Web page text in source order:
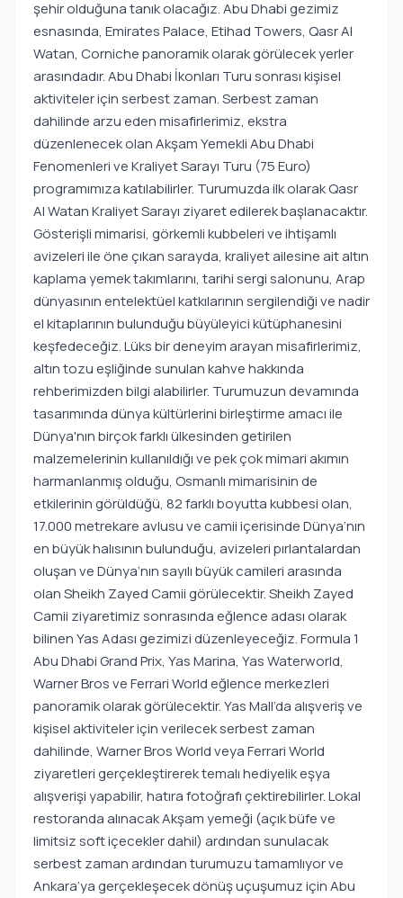
şehir olduğuna tanık olacağız. Abu Dhabi gezimiz
esnasında, Emirates Palace, Etihad Towers, Qasr Al
Watan, Corniche panoramik olarak görülecek yerler
arasındadır. Abu Dhabi İkonları Turu sonrası kişisel
aktiviteler için serbest zaman. Serbest zaman
dahilinde arzu eden misafirlerimiz, ekstra
düzenlenecek olan Akşam Yemekli Abu Dhabi
Fenomenleri ve Kraliyet Sarayı Turu (75 Euro)
programımıza katılabilirler. Turumuzda ilk olarak Qasr
Al Watan Kraliyet Sarayı ziyaret edilerek başlanacaktır.
Gösterişli mimarisi, görkemli kubbeleri ve ihtişamlı
avizeleri ile öne çıkan sarayda, kraliyet ailesine ait altın
kaplama yemek takımlarını, tarihi sergi salonunu, Arap
dünyasının entelektüel katkılarının sergilendiği ve nadir
el kitaplarının bulunduğu büyüleyici kütüphanesini
keşfedeceğiz. Lüks bir deneyim arayan misafirlerimiz,
altın tozu eşliğinde sunulan kahve hakkında
rehberimizden bilgi alabilirler. Turumuzun devamında
tasarımında dünya kültürlerini birleştirme amacı ile
Dünya'nın birçok farklı ülkesinden getirilen
malzemelerinin kullanıldığı ve pek çok mimari akımın
harmanlanmış olduğu, Osmanlı mimarisinin de
etkilerinin görüldüğü, 82 farklı boyutta kubbesi olan,
17.000 metrekare avlusu ve camii içerisinde Dünya‘nın
en büyük halısının bulunduğu, avizeleri pırlantalardan
oluşan ve Dünya‘nın sayılı büyük camileri arasında
olan Sheikh Zayed Camii görülecektir. Sheikh Zayed
Camii ziyaretimiz sonrasında eğlence adası olarak
bilinen Yas Adası gezimizi düzenleyeceğiz. Formula 1
Abu Dhabi Grand Prix, Yas Marina, Yas Waterworld,
Warner Bros ve Ferrari World eğlence merkezleri
panoramik olarak görülecektir. Yas Mall’da alışveriş ve
kişisel aktiviteler için verilecek serbest zaman
dahilinde, Warner Bros World veya Ferrari World
ziyaretleri gerçekleştirerek temalı hediyelik eşya
alışverişi yapabilir, hatıra fotoğrafı çektirebilirler. Lokal
restoranda alınacak Akşam yemeği (açık büfe ve
limitsiz soft içecekler dahil) ardından sunulacak
serbest zaman ardından turumuzu tamamlıyor ve
Ankara’ya gerçekleşecek dönüş uçuşumuz için Abu